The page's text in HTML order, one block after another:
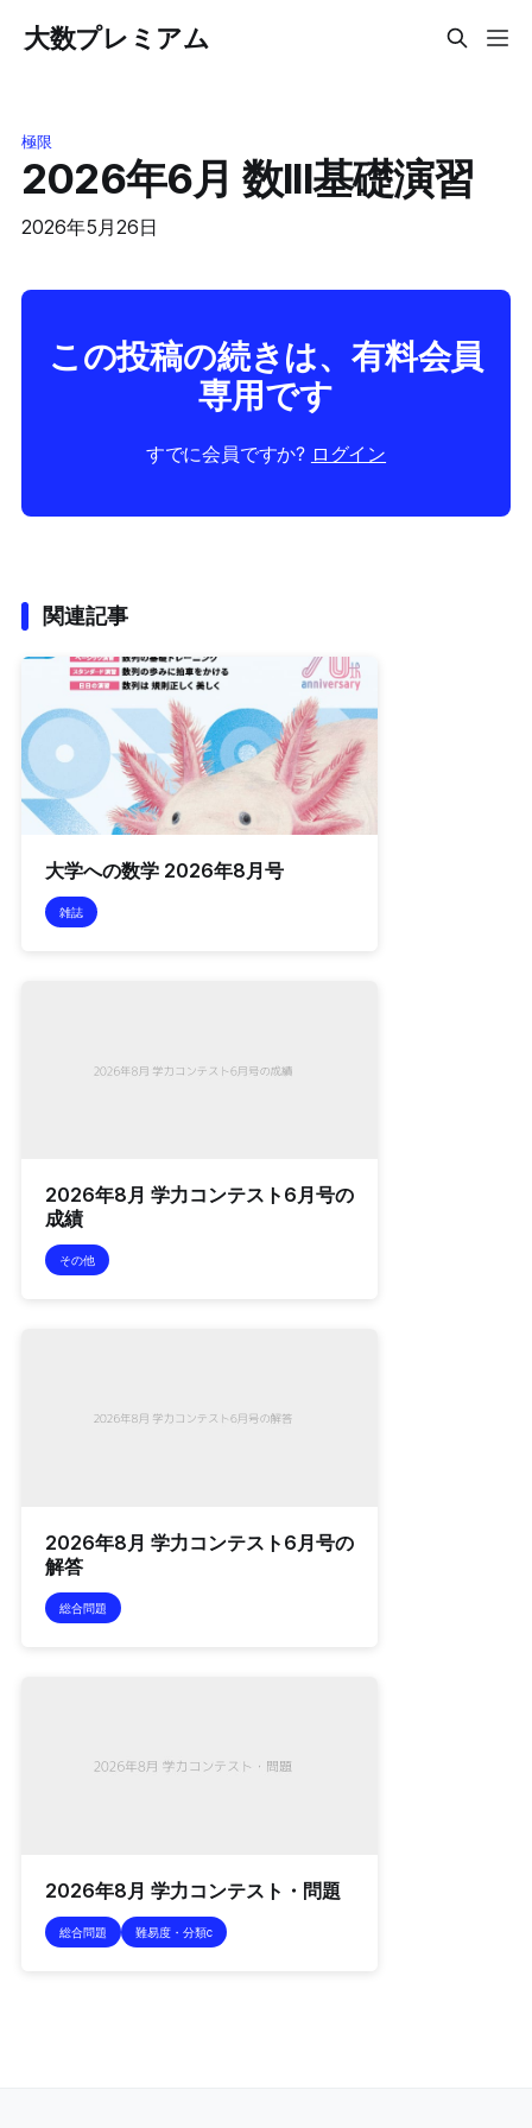
大数プレミアム
極限
2026年6月 数lll基礎演習
2026年5月26日
この投稿の続きは、有料会員
専用です
すでに会員ですか? ログイン
関連記事
大学への数学 2026年8月号
雑誌
2026年8月 学力コンテスト6月号の
成績
その他
2026年8月 学力コンテスト6月号の
解答
総合問題
2026年8月 学力コンテスト・問題
総合問題 難易度・分類c